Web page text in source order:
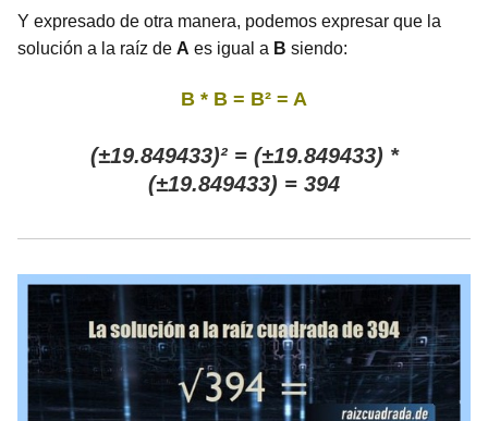
Y expresado de otra manera, podemos expresar que la
solución a la raíz de A es igual a B siendo:
B * B = B² = A
(±19.849433)² = (±19.849433) *
(±19.849433) = 394